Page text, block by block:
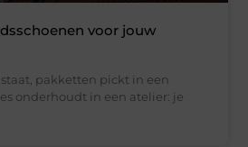
voor jouw
pakketten pickt in een
onderhoudt in een atelier: je